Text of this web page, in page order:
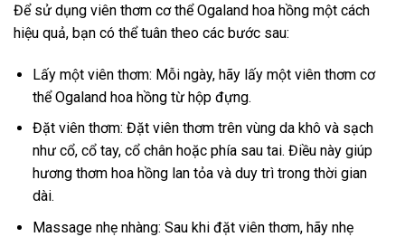
Để sử dụng viên thơm cơ thể Ogaland hoa hồng một cách
hiệu quả, bạn có thể tuân theo các bước sau:
Lấy một viên thơm: Mỗi ngày, hãy lấy một viên thơm cơ
thể Ogaland hoa hồng từ hộp đựng.
Đặt viên thơm: Đặt viên thơm trên vùng da khô và sạch
như cổ, cổ tay, cổ chân hoặc phía sau tai. Điều này giúp
hương thơm hoa hồng lan tỏa và duy trì trong thời gian
dài.
Massage nhẹ nhàng: Sau khi đặt viên thơm, hãy nhẹ